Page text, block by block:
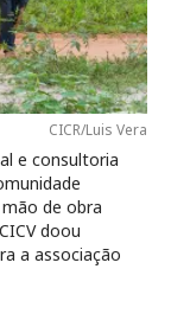
CICR/Luis Vera
e consultoria
de obra
doou
a associação